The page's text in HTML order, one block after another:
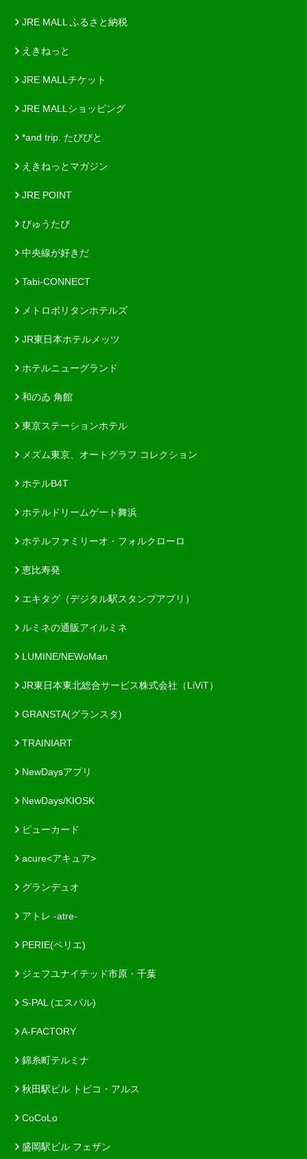
JRE MALL ふるさと納税
えきねっと
JRE MALLチケット
JRE MALLショッピング
*and trip. たびびと
えきねっとマガジン
JRE POINT
びゅうたび
中央線が好きだ
Tabi-CONNECT
メトロポリタンホテルズ
JR東日本ホテルメッツ
ホテルニューグランド
和のゐ 角館
東京ステーションホテル
メズム東京、オートグラフ コレクション
ホテルB4T
ホテルドリームゲート舞浜
ホテルファミリーオ・フォルクローロ
恵比寿発
エキタグ（デジタル駅スタンプアプリ）
ルミネの通販アイルミネ
LUMINE/NEWoMan
JR東日本東北総合サービス株式会社（LiViT）
GRANSTA(グランスタ)
TRAINIART
NewDaysアプリ
NewDays/KIOSK
ビューカード
acure<アキュア>
グランデュオ
アトレ -atre-
PERIE(ペリエ)
ジェフユナイテッド市原・千葉
S-PAL (エスパル)
A-FACTORY
錦糸町テルミナ
秋田駅ビル トピコ・アルス
CoCoLo
盛岡駅ビル フェザン